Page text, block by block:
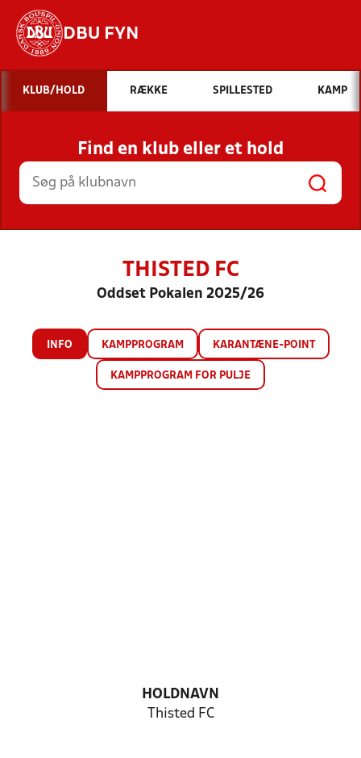
DBU FYN
Hvad vil du søge efter?
INDHOLD OG NYHEDER
STILLINGER, RESULTATER, KLUBBER OG
HOLD
KLUB/HOLD RÆKKE SPILLESTED KAMP
Find en klub eller et hold
THISTED FC
Oddset Pokalen 2025/26
INFO KAMPPROGRAM KARANTÆNE-POINT
KAMPPROGRAM FOR PULJE
HOLDNAVN
Thisted FC